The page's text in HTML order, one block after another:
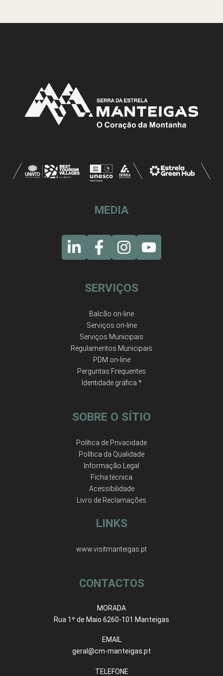
MEDIA
SERVIÇOS
Balcão on-line
Serviços on-line
Serviços Municipais
Regulamentos Municipais
PDM on-line
Perguntas Frequentes
Identidade gráfica *
SOBRE O SÍTIO
Política de Privacidade
Política da Qualidade
Informação Legal
Ficha técnica
Acessibilidade
Livro de Reclamações
LINKS
www.visitmanteigas.pt
CONTACTOS
MORADA
Rua 1º de Maio 6260-101 Manteigas
EMAIL
geral@cm-manteigas.pt
TELEFONE